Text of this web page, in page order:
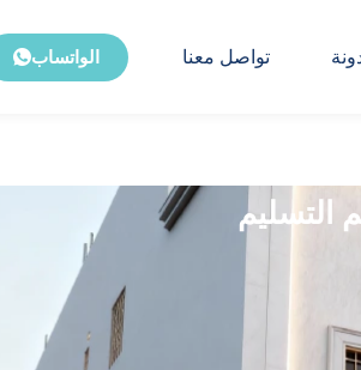
تواصل معنا الواتساب
التسليم